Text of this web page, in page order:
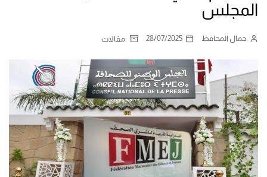
المجلس
جمال المحافظ 28/07/2025 مقالات